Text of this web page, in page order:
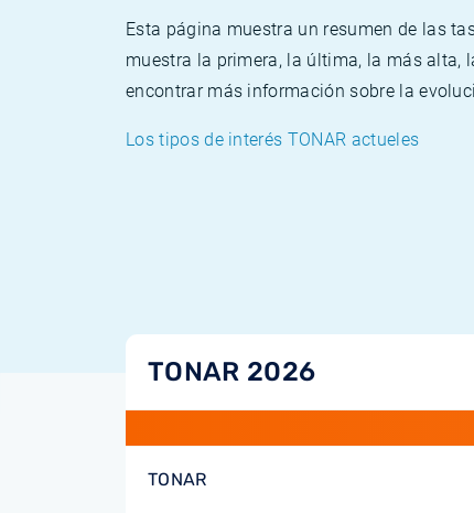
Esta página muestra un resumen de las
muestra la primera, la última, la más alta,
encontrar más información sobre la
Los tipos de interés TONAR actueles
TONAR 2026
TONAR